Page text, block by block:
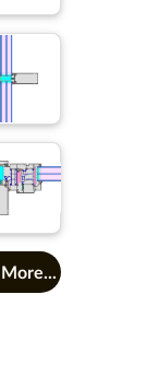
More...